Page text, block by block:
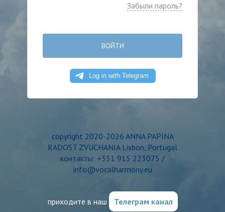
Забыли пароль?
ВОЙТИ
copyright 2020-2026 ANNA PAPINA
RADOST ZVUCHANIA Lisbon, Portugal
контакты: +351 915 223075 /
info@vocalharmony.eu
приходите в наш Телеграм канал